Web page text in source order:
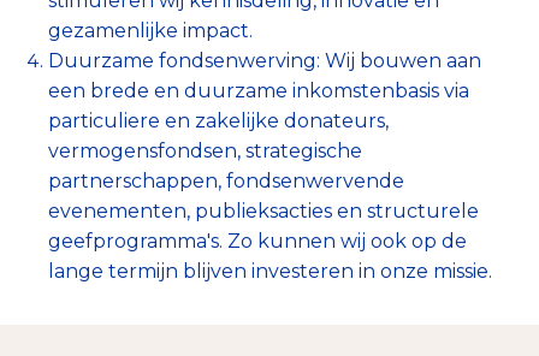
gezamenlijke impact.
Duurzame fondsenwerving: Wij bouwen aan
een brede en duurzame inkomstenbasis via
particuliere en zakelijke donateurs,
vermogensfondsen, strategische
partnerschappen, fondsenwervende
evenementen, publieksacties en structurele
geefprogramma's. Zo kunnen wij ook op de
lange termijn blijven investeren in onze missie.